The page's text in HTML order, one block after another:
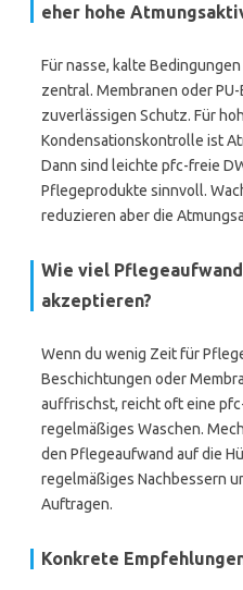
eher hohe
Für nasse, kalte
zentral. Membranen oder
zuverlässigen Schutz. Für
Kondensationskontrolle ist
Dann sind leichte pfc-freie
Pflegeprodukte sinnvoll.
reduzieren aber die
Wie viel
akzeptieren?
Wenn du wenig Zeit für
Beschichtungen oder
auffrischst, reicht oft eine
regelmäßiges Waschen.
den Pflegeaufwand auf die
regelmäßiges Nachbessern
Auftragen.
Konkrete